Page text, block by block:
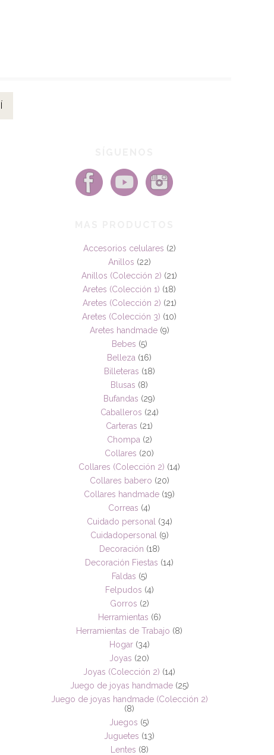
Accesorios celulares (2)
Anillos (22)
Anillos (Colección 2) (21)
Aretes (Colección 1) (18)
Aretes (Colección 2) (21)
Aretes (Colección 3) (10)
Aretes handmade (9)
Bebes (5)
Belleza (16)
Billeteras (18)
Blusas (8)
Bufandas (29)
Caballeros (24)
Carteras (21)
Chompa (2)
Collares (20)
Collares (Colección 2) (14)
Collares babero (20)
Collares handmade (19)
Correas (4)
Cuidado personal (34)
Cuidadopersonal (9)
Decoración (18)
Decoración Fiestas (14)
Faldas (5)
Felpudos (4)
Gorros (2)
Herramientas (6)
Herramientas de Trabajo (8)
Hogar (34)
Joyas (20)
Joyas (Colección 2) (14)
Juego de joyas handmade (25)
Juego de joyas handmade (Colección 2)
(8)
Juegos (5)
Juguetes (13)
Lentes (8)